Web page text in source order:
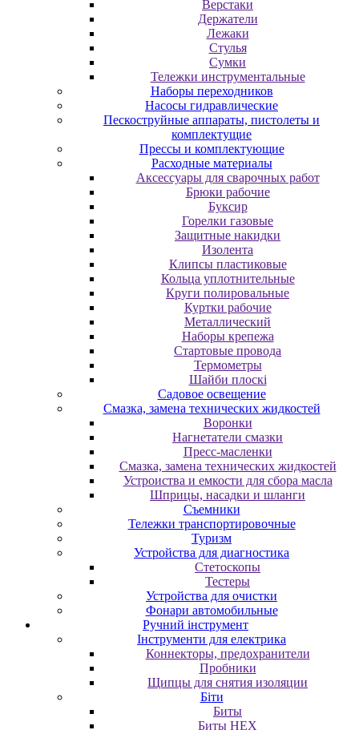
Верстаки
Держатели
Лежаки
Стулья
Сумки
Тележки инструментальные
Наборы переходников
Насосы гидравлические
Пескоструйные аппараты, пистолеты и
комплектущие
Прессы и комплектующие
Расходные материалы
Аксессуары для сварочных работ
Брюки рабочие
Буксир
Горелки газовые
Защитные накидки
Изолента
Клипсы пластиковые
Кольца уплотнительные
Круги полировальные
Куртки рабочие
Металлический
Наборы крепежа
Стартовые провода
Термометры
Шайби плоскі
Садовое освещение
Смазка, замена технических жидкостей
Воронки
Нагнетатели смазки
Пресс-масленки
Смазка, замена технических жидкостей
Устроиства и емкости для сбора масла
Шприцы, насадки и шланги
Съемники
Тележки транспортировочные
Туризм
Устройства для диагностика
Стетоскопы
Тестеры
Устройства для очистки
Фонари автомобильные
Ручний інструмент
Інструменти для електрика
Коннекторы, предохранители
Пробники
Щипцы для снятия изоляции
Біти
Биты
Биты HEX